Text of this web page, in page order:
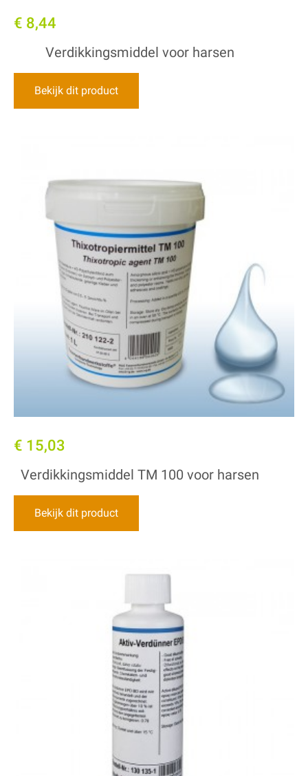
€ 8,44
Verdikkingsmiddel voor harsen
Bekijk dit product
€ 15,03
Verdikkingsmiddel TM 100 voor harsen
Bekijk dit product